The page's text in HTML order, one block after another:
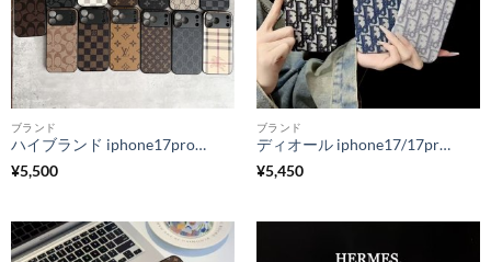
ブランド
ハイブランド iphone17promaxケース ヴィトン iphone17/17pro ケース おしゃれ グッチ コーチ iphone16/16pro ケース おすすめ メンズ iphone お 揃い ケース モノグラム
¥5,500
ブランド
ディオール iphone17/17pro ケース dior風 アイフォン17promaxケース ブランド パロディ iphone16pro/15/14 ケース おそろい iphone16 ケース 大人 可愛い
¥5,450